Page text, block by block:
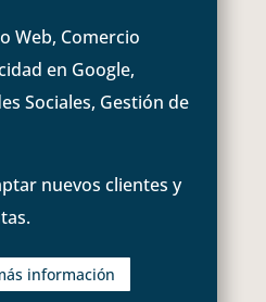
Web, Comercio
en Google,
Sociales, Gestión de
nuevos clientes y
información